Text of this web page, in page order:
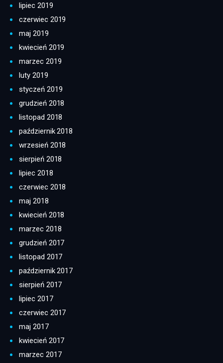
lipiec 2019
czerwiec 2019
maj 2019
kwiecień 2019
marzec 2019
luty 2019
styczeń 2019
grudzień 2018
listopad 2018
październik 2018
wrzesień 2018
sierpień 2018
lipiec 2018
czerwiec 2018
maj 2018
kwiecień 2018
marzec 2018
grudzień 2017
listopad 2017
październik 2017
sierpień 2017
lipiec 2017
czerwiec 2017
maj 2017
kwiecień 2017
marzec 2017